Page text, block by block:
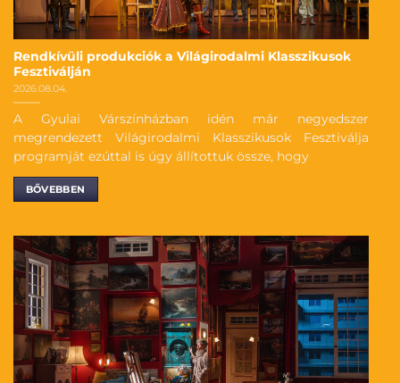
Rendkívüli produkciók a Világirodalmi Klasszikusok
Fesztiválján
2026.08.04.
A Gyulai Várszínházban idén már negyedszer
megrendezett Világirodalmi Klasszikusok Fesztiválja
programját ezúttal is úgy állítottuk össze, hogy
BŐVEBBEN